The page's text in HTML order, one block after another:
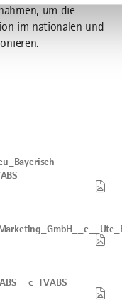
um die
im nationalen und